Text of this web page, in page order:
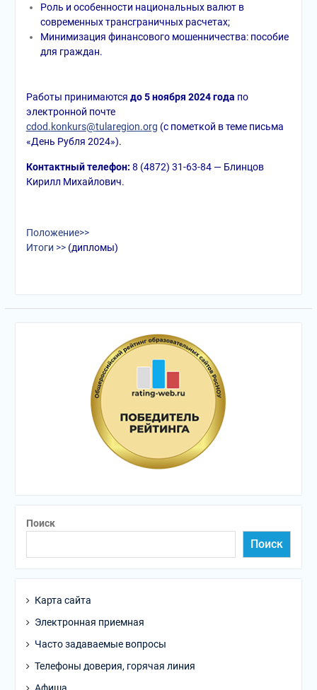
Роль и особенности национальных валют в
современных трансграничных расчетах;
Минимизация финансового мошенничества: пособие
для граждан.
Работы принимаются до 5 ноября 2024 года по
электронной почте
cdod.konkurs@tularegion.org (с пометкой в теме письма
«День Рубля 2024»).
Контактный телефон: 8 (4872) 31-63-84 — Блинцов
Кирилл Михайлович.
Положение>>
Итоги >> (дипломы)
Поиск
Поиск
Карта сайта
Электронная приемная
Часто задаваемые вопросы
Телефоны доверия, горячая линия